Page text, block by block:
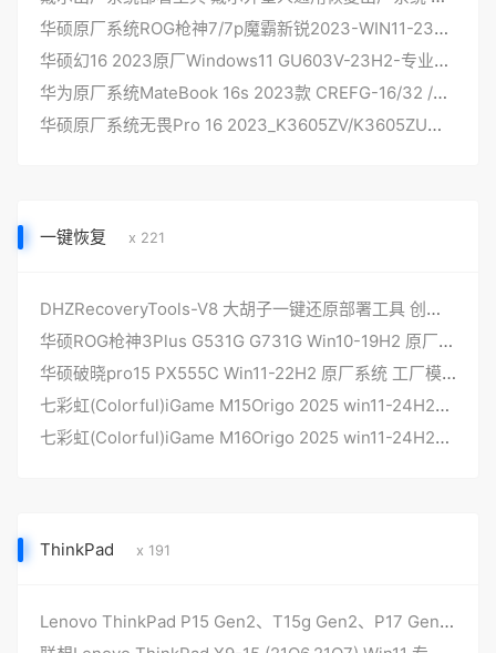
华硕原厂系统ROG枪神7/7p魔霸新锐2023-WIN11-23H2-专业版非工厂不带ASUSRecovery
华硕幻16 2023原厂Windows11 GU603V-23H2-专业版系统非工厂恢复，无ASUSRecovery还原功能
华为原厂系统MateBook 16s 2023款 CREFG-16/32 /XX WIN11-24H2带F10智能还原 出厂系统
华硕原厂系统无畏Pro 16 2023_K3605ZV/K3605ZU预装WIN11系统工厂灌机带F12 ASUSRecovey恢复功能
一键恢复 x 221
DHZRecoveryTools-V8 大胡子一键还原部署工具 创建本地一键还原正式版
华硕ROG枪神3Plus G531G G731G Win10-19H2 原厂系统 工厂模式带F12 ASUSRecovery一键恢复功能
华硕破晓pro15 PX555C Win11-22H2 原厂系统 工厂模式带F12 ASUSRecovery一键恢复功能
七彩虹(Colorful)iGame M15Origo 2025 win11-24H2原厂系统 带一键恢复功能
七彩虹(Colorful)iGame M16Origo 2025 win11-24H2原厂系统 带一键恢复功能
ThinkPad x 191
Lenovo ThinkPad P15 Gen2、T15g Gen2、P17 Gen2 Win10专业工作站版 原厂系统